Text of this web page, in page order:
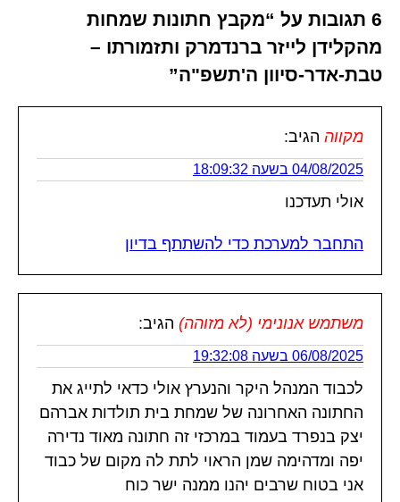
6 תגובות על “מקבץ חתונות שמחות
מהקלידן לייזר ברנדמרק ותזמורתו –
טבת-אדר-סיוון ה'תשפ"ה”
מקווה הגיב:
04/08/2025 בשעה 18:09:32
אולי תעדכנו
התחבר למערכת כדי להשתתף בדיון
משתמש אנונימי (לא מזוהה) הגיב:
06/08/2025 בשעה 19:32:08
לכבוד המנהל היקר והנערץ אולי כדאי לתייג את
החתונה האחרונה של שמחת בית תולדות אברהם
יצק בנפרד בעמוד במרכזי זה חתונה מאוד נדירה
יפה ומדהימה שמן הראוי לתת לה מקום של כבוד
אני בטוח שרבים יהנו ממנה ישר כוח